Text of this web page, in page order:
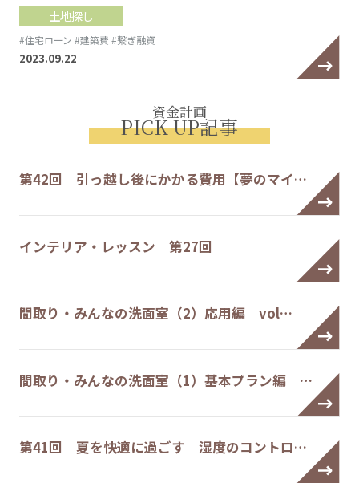
土地探し
#住宅ローン #建築費 #繋ぎ融資
2023.09.22
資金計画
PICK UP記事
第42回 引っ越し後にかかる費用【夢のマイ…
インテリア・レッスン 第27回
間取り・みんなの洗面室（2）応用編 vol…
間取り・みんなの洗面室（1）基本プラン編 …
第41回 夏を快適に過ごす 湿度のコントロ…